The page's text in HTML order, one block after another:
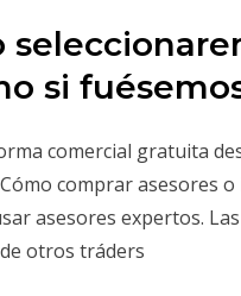
si
comercial gratuita
comprar asesores
asesores expertos.
otros tráders